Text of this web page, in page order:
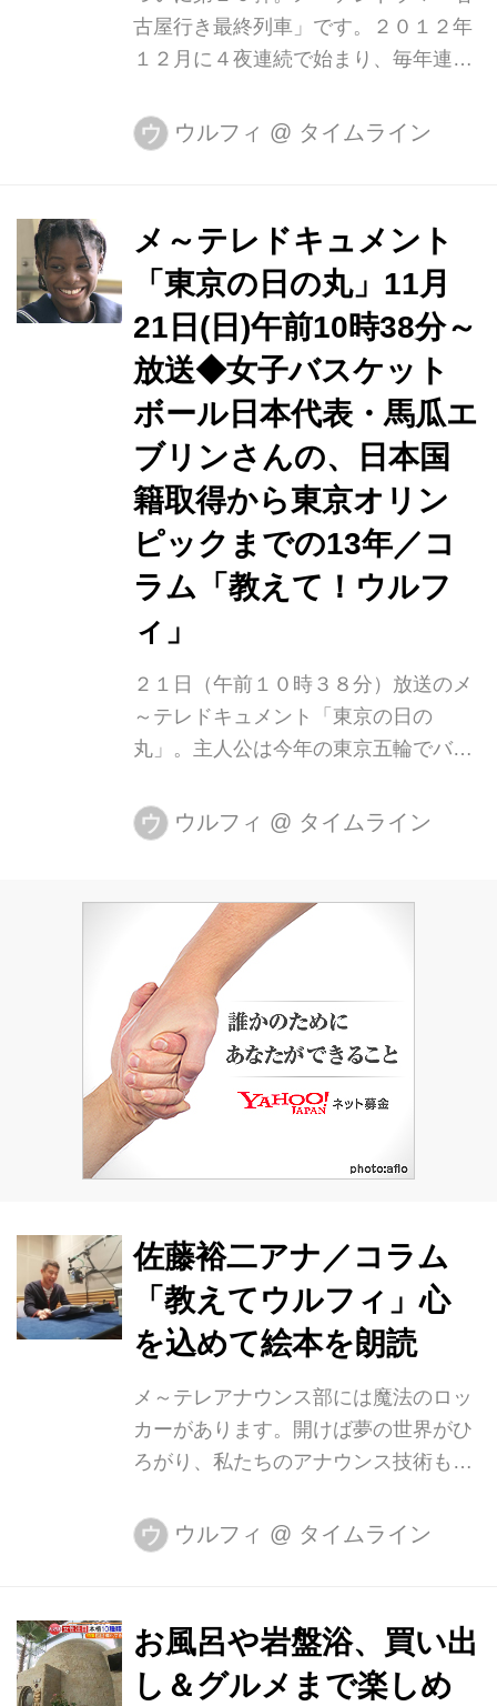
るたこ焼き店が登場。食べた感想を
「うまい」「まずい」どちらの線でい
うのが「正解」...
古屋行き最終列車」です。２０１２年
１２月に４夜連続で始まり、毎年連ド
なりました。１０年前はドラマ制作が
珍しかったのでとにかくお祭り騒ぎ。
う。寂しいね」と疲労困憊（こんぱ
い）の中で語り合ったものです。 当時
は１０年も続くとは思いもしませんで
した。昔からメ～テレでドラマやバラ
エティーに出てくれていた六角精児さ
んが「相棒」で有名になり、「今こそ
鉄道ドラマだ！」と始めたこの企画。
六角さんや大杉漣さんの出演から次々
素敵な俳優さんが加わり、「名古屋行
き」の大きな魅力とな...
ウ ウルフィ @ タイムライン
メ～テレドキュメント
「東京の日の丸」11月
21日(日)午前10時38分～
放送◆女子バスケット
ボール日本代表・馬瓜エ
ブリンさんの、日本国
籍取得から東京オリン
ピックまでの13年／コ
ラム「教えて！ウルフ
ィ」
２１日（午前１０時３８分）放送のメ
～テレドキュメント「東京の日の
丸」。主人公は今年の東京五輪でバス
ダル獲得に貢献した馬瓜（まうり）エ
ブリンさん（２６）です。選手として
力」が評判となり五輪後はテレビのバ
ラエティー番組ですっかり「売れっ
子」になっているので、ご存じの方も
多いのではないでしょうか。 エブリン
さんはガーナ人の両親のもと愛知県豊
橋市で生まれ、小中学生時代を東郷町
で過ごしました。メ～テレ取材班は彼
女が１３歳、中学１年の時から取材を
続けています。中学校の校長室で初め
ウ ウルフィ @ タイムライン
佐藤裕二アナ／コラム
「教えてウルフィ」心
を込めて絵本を朗読
メ～テレアナウンス部には魔法のロッ
カーがあります。開けば夢の世界がひ
ろがり、私たちのアナウンス技術も向
００冊以上も詰まったロッカーです。
２０年ほど前から東海３県の幼稚園や
本の読み聞かせをする「アナの宅配
便」という活動をしてきました。これ
まで約２００カ所にお邪魔しました。
ウ ウルフィ @ タイムライン
お風呂や岩盤浴、買い出
し＆グルメまで楽しめ